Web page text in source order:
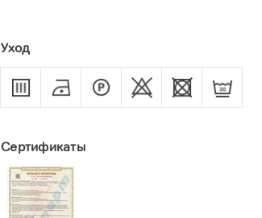
Уход
Сертификаты